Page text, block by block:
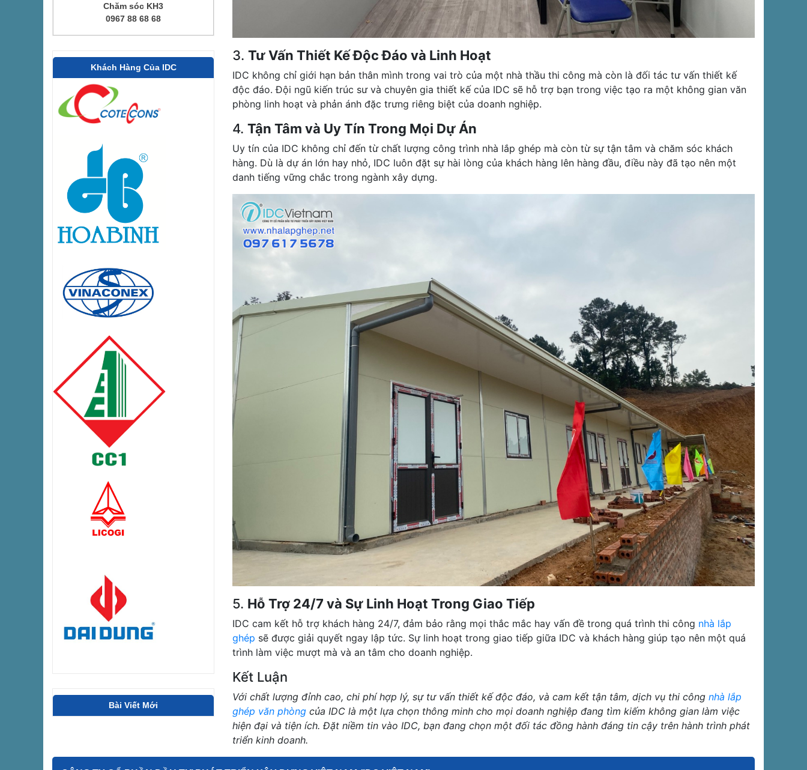
Chăm sóc KH3
0967 88 68 68
Khách Hàng Của IDC
Bài Viết Mới
3. Tư Vấn Thiết Kế Độc Đáo và Linh Hoạt
IDC không chỉ giới hạn bản thân mình trong vai trò của một nhà thầu thi công mà còn là đối tác tư vấn thiết kế
độc đáo. Đội ngũ kiến trúc sư và chuyên gia thiết kế của IDC sẽ hỗ trợ bạn trong việc tạo ra một không gian văn
phòng linh hoạt và phản ánh đặc trưng riêng biệt của doanh nghiệp.
4. Tận Tâm và Uy Tín Trong Mọi Dự Án
Uy tín của IDC không chỉ đến từ chất lượng công trình nhà lắp ghép mà còn từ sự tận tâm và chăm sóc khách
hàng. Dù là dự án lớn hay nhỏ, IDC luôn đặt sự hài lòng của khách hàng lên hàng đầu, điều này đã tạo nên một
danh tiếng vững chắc trong ngành xây dựng.
5. Hỗ Trợ 24/7 và Sự Linh Hoạt Trong Giao Tiếp
IDC cam kết hỗ trợ khách hàng 24/7, đảm bảo rằng mọi thắc mắc hay vấn đề trong quá trình thi công nhà lắp
ghép sẽ được giải quyết ngay lập tức. Sự linh hoạt trong giao tiếp giữa IDC và khách hàng giúp tạo nên một quá
trình làm việc mượt mà và an tâm cho doanh nghiệp.
Kết Luận
Với chất lượng đỉnh cao, chi phí hợp lý, sự tư vấn thiết kế độc đáo, và cam kết tận tâm, dịch vụ thi công nhà lắp
ghép văn phòng của IDC là một lựa chọn thông minh cho mọi doanh nghiệp đang tìm kiếm không gian làm việc
hiện đại và tiện ích. Đặt niềm tin vào IDC, bạn đang chọn một đối tác đồng hành đáng tin cậy trên hành trình phát
triển kinh doanh.